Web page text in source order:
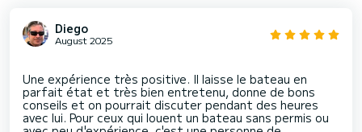
Diego
August 2025
Une expérience très positive. Il laisse le bateau en
parfait état et très bien entretenu, donne de bons
conseils et on pourrait discuter pendant des heures
avec lui. Pour ceux qui louent un bateau sans permis ou